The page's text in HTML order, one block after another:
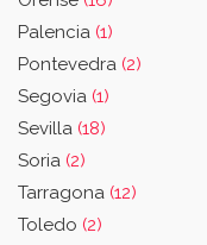
Palencia (1)
Pontevedra (2)
Segovia (1)
Sevilla (18)
Soria (2)
Tarragona (12)
Toledo (2)